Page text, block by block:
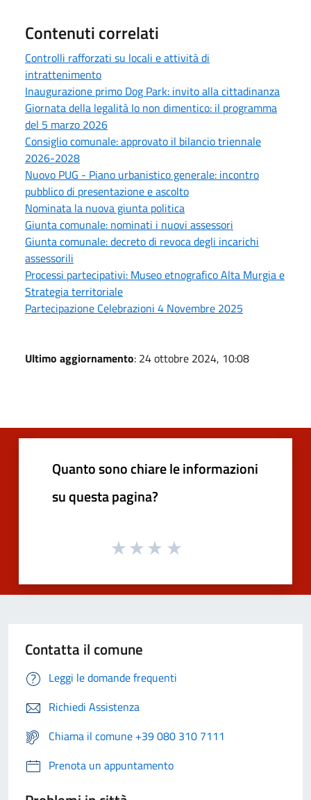
Contenuti correlati
Controlli rafforzati su locali e attività di
intrattenimento
Inaugurazione primo Dog Park: invito alla cittadinanza
Giornata della legalità Io non dimentico: il programma
del 5 marzo 2026
Consiglio comunale: approvato il bilancio triennale
2026-2028
Nuovo PUG - Piano urbanistico generale: incontro
pubblico di presentazione e ascolto
Nominata la nuova giunta politica
Giunta comunale: nominati i nuovi assessori
Giunta comunale: decreto di revoca degli incarichi
assessorili
Processi partecipativi: Museo etnografico Alta Murgia e
Strategia territoriale
Partecipazione Celebrazioni 4 Novembre 2025
Ultimo aggiornamento: 24 ottobre 2024, 10:08
Quanto sono chiare le informazioni
su questa pagina?
Contatta il comune
Leggi le domande frequenti
Richiedi Assistenza
Chiama il comune +39 080 310 7111
Prenota un appuntamento